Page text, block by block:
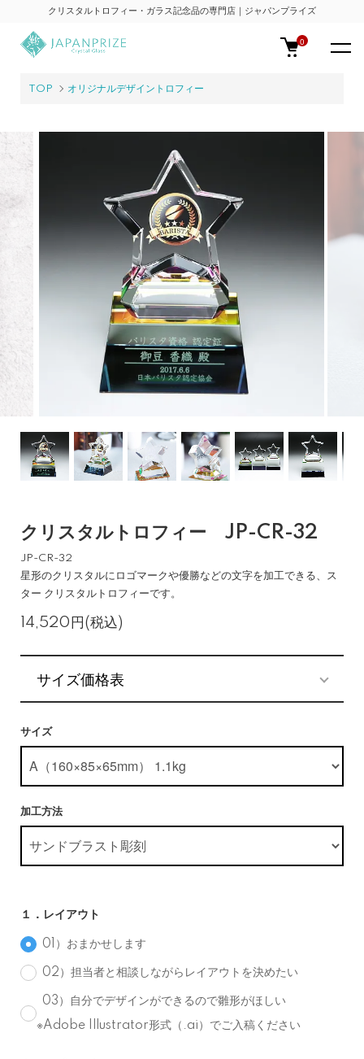
クリスタルトロフィー・ガラス記念品の専門店｜ジャパンプライズ
0
TOP オリジナルデザイントロフィー
クリスタルトロフィー JP-CR-32
JP-CR-32
星形のクリスタルにロゴマークや優勝などの文字を加工できる、ス
ター クリスタルトロフィーです。
14,520円(税込)
サイズ価格表
サイズ
加工方法
１．レイアウト
01）おまかせします
02）担当者と相談しながらレイアウトを決めたい
03）自分でデザインができるので雛形がほしい
※Adobe Illustrator形式（.ai）でご入稿ください